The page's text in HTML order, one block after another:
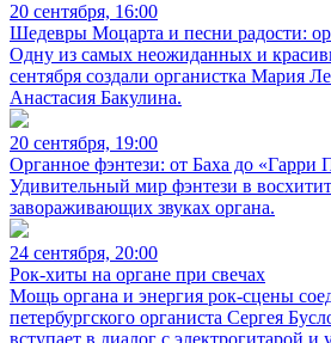
20 сентября, 16:00
Шедевры Моцарта и песни радости:
Одну из самых неожиданных и
сентября создали органистка Мария
Анастасия Бакулина.
20 сентября, 19:00
Органное фэнтези: от Баха до «Гарри
Удивительный мир фэнтези в
завораживающих звуках органа.
24 сентября, 20:00
Рок-хиты на органе при свечах
Мощь органа и энергия рок-сцены
петербургского органиста Сергея
вступает в диалог с электрогитарой и